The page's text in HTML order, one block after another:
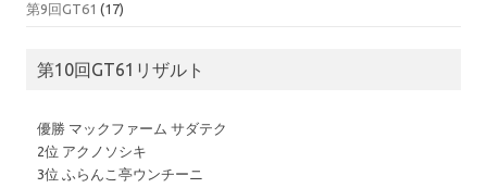
第9回GT61 (17)
第10回GT61リザルト
優勝 マックファーム サダテク
2位 アクノソシキ
3位 ふらんこ亭ウンチーニ